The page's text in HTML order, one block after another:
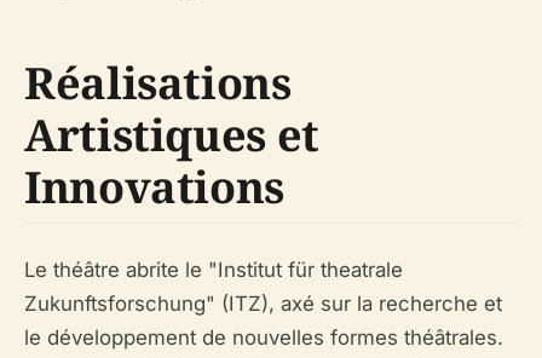
Réalisations
Artistiques et
Innovations
Le théâtre abrite le "Institut für theatrale
Zukunftsforschung" (ITZ), axé sur la recherche et
le développement de nouvelles formes théâtrales.